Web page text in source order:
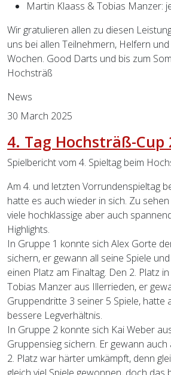
Martin Klaass & Tobias Manzer:
Wir gratulieren allen zu diesen
uns bei allen Teilnehmern, Helfern
Wochen. Good Darts und bis zum
Hochsträß
News
30 March 2025
4. Tag Hochsträß-Cup
Spielbericht vom 4. Spieltag beim
Am 4. und letzten Vorrundenspieltag
hatte es auch wieder in sich. Zu
viele hochklassige aber auch
Highlights.
In Gruppe 1 konnte sich Alex Gorte
sichern, er gewann all seine Spiele
einen Platz am Finaltag. Den 2. Platz
Tobias Manzer aus Illerrieden, er
Gruppendritte 3 seiner 5 Spiele, hatte
bessere Legverhältnis.
In Gruppe 2 konnte sich Kai Weber
Gruppensieg sichern. Er gewann auch
2. Platz war härter umkämpft, denn